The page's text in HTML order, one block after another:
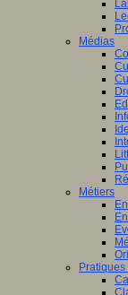
Médias
Métiers